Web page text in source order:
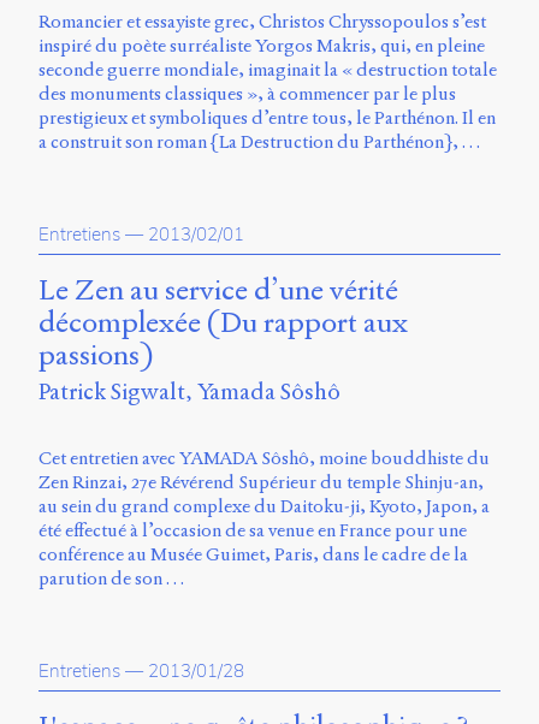
v.
0.1
(2020/03)
Typographies
Jannon
Type
Foundry
Muli
de
Adams.
été
conçu
par
Julie
Blanc,
De
Romancier et essayiste grec, Christos Chryssopoulos s’est
inspiré du poète surréaliste Yorgos Makris, qui, en pleine
seconde guerre mondiale, imaginait la « destruction totale
des monuments classiques », à commencer par le plus
prestigieux et symboliques d’entre tous, le Parthénon. Il en
a construit son roman {La Destruction du Parthénon}, …
Entretiens — 2013/02/01
Le Zen au service d’une vérité
décomplexée (Du rapport aux
passions)
Patrick Sigwalt Yamada Sôshô
Cet entretien avec YAMADA Sôshô, moine bouddhiste du
Zen Rinzai, 27e Révérend Supérieur du temple Shinju-an,
au sein du grand complexe du Daitoku-ji, Kyoto, Japon, a
été effectué à l’occasion de sa venue en France pour une
conférence au Musée Guimet, Paris, dans le cadre de la
parution de son …
Entretiens — 2013/01/28